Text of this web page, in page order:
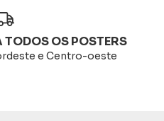
TODOS OS POSTERS
e Centro-oeste